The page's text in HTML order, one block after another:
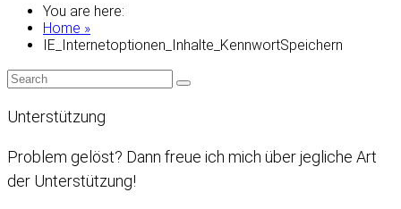
You are here:
Home »
IE_Internetoptionen_Inhalte_KennwortSpeichern
Unterstützung
Problem gelöst? Dann freue ich mich über jegliche Art
der Unterstützung!